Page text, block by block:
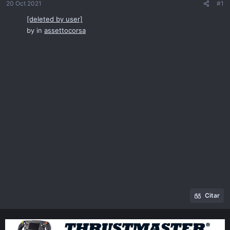
20 Oct 2021 #1
[deleted by user]
by in assettocorsa
Citar